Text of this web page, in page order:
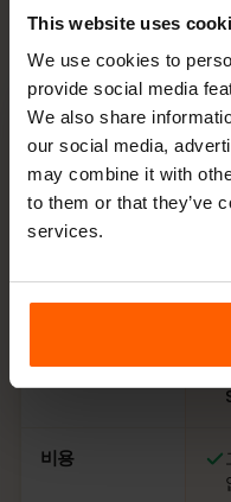
This website uses
We use cookies to
provide social media
We also share
our social media,
may combine it with
to them or that they’ve
services.
비교: eSIMFOX eSIM과
사용 시점
설정
기존 번호
비용